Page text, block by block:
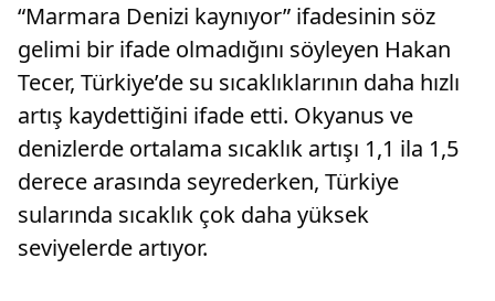
“Marmara Denizi kaynıyor” ifadesinin söz
gelimi bir ifade olmadığını söyleyen Hakan
Tecer, Türkiye’de su sıcaklıklarının daha hızlı
artış kaydettiğini ifade etti. Okyanus ve
denizlerde ortalama sıcaklık artışı 1,1 ila 1,5
derece arasında seyrederken, Türkiye
sularında sıcaklık çok daha yüksek
seviyelerde artıyor.